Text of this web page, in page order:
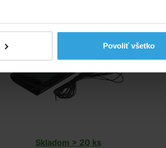
Povoliť všetko
Skladom > 20 ks